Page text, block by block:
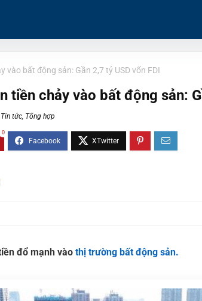
vào bất động sản: Gần 2,7 tỷ USD vốn FDI
tiền chảy vào bất động sản:
Tin tức, Tổng hợp
0
đổ mạnh vào thị trường bất động sản.